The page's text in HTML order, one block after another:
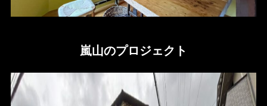
嵐山のプロジェクト